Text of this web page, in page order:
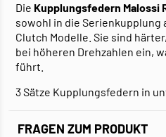
Die Kupplungsfedern Malossi
sowohl in die Serienkupplung
Clutch Modelle. Sie sind
bei höheren Drehzahlen ein,
führt.
3 Sätze Kupplungsfedern in
FRAGEN ZUM PRODUKT